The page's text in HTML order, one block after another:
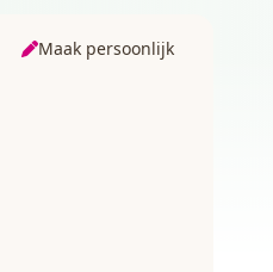
Maak persoonlijk